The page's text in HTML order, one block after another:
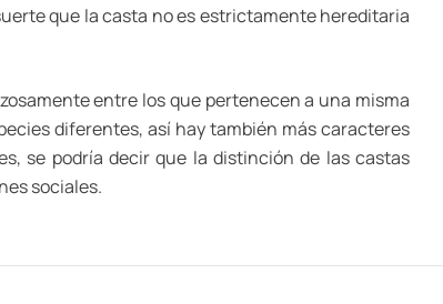
que la casta no es estrictamente hereditaria
entre los que pertenecen a una misma
diferentes, así hay también más caracteres
se podría decir que la distinción de las castas
sociales.